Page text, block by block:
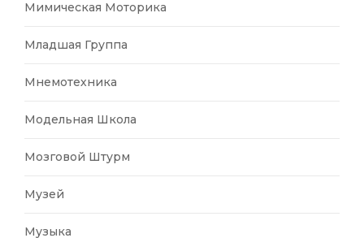
Мимическая Моторика
Младшая Группа
Мнемотехника
Модельная Школа
Мозговой Штурм
Музей
Музыка